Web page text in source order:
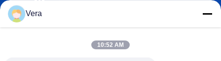
E-Mail-Adresse
Vera
10:52 AM